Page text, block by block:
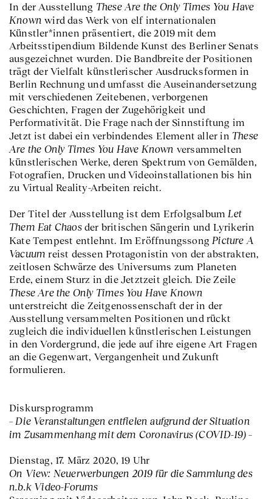
In der Ausstellung These Are the Only Times You Have
Knownwird das Werk von elf internationalen
Künstler*innen präsentiert, die 2019 mit dem
Arbeitsstipendium Bildende Kunst des Berliner Senats
ausgezeichnet wurden. Die Bandbreite der Positionen
trägt der Vielfalt künstlerischer Ausdrucksformen in
Berlin Rechnung und umfasst die Auseinandersetzung
mit verschiedenen Zeitebenen, verborgenen
Geschichten, Fragen der Zugehörigkeit und
Performativität. Die Frage nach der Sinnstiftung im
Jetzt ist dabei ein verbindendes Element aller in These
Are the Only Times You Have Known versammelten
künstlerischen Werke, deren Spektrum von Gemälden,
Fotografien, Drucken und Videoinstallationen bis hin
zu Virtual Reality-Arbeiten reicht.
Der Titel der Ausstellung ist dem Erfolgsalbum Let
Them Eat Chaosder britischen Sängerin und Lyrikerin
Kate Tempest entlehnt. Im Eröffnungssong Picture A
Vacuumreist dessen Protagonistin von der abstrakten,
zeitlosen Schwärze des Universums zum Planeten
Erde, einem Sturz in die Jetztzeit gleich. Die Zeile
These Are the Only Times You Have Known
unterstreicht die Zeitgenossenschaft der in der
Ausstellung versammelten Positionen und rückt
zugleich die individuellen künstlerischen Leistungen
in den Vordergrund, die jede auf ihre eigene Art Fragen
an die Gegenwart, Vergangenheit und Zukunft
formulieren.
Diskursprogramm
– Die Veranstaltungen entfielen aufgrund der Situation
im Zusammenhang mit dem Coronavirus (COVID-19) –
Dienstag, 17. März 2020, 19 Uhr
On View: Neuerwerbungen 2019 für die Sammlung des
n.b.k Video-Forums